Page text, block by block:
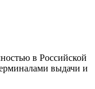
в Российской
выдачи и